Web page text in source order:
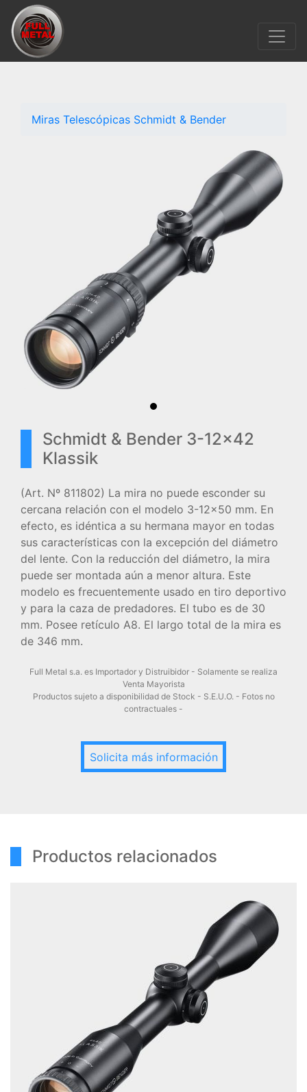
Miras Telescópicas Schmidt & Bender
Schmidt & Bender 3-12x42
Klassik
(Art. Nº 811802) La mira no puede esconder su
cercana relación con el modelo 3-12x50 mm. En
efecto, es idéntica a su hermana mayor en todas
sus características con la excepción del diámetro
del lente. Con la reducción del diámetro, la mira
puede ser montada aún a menor altura. Este
modelo es frecuentemente usado en tiro deportivo
y para la caza de predadores. El tubo es de 30
mm. Posee retículo A8. El largo total de la mira es
de 346 mm.
Full Metal s.a. es Importador y Distruibidor - Solamente se realiza
Venta Mayorista
Productos sujeto a disponibilidad de Stock - S.E.U.O. - Fotos no
contractuales -
Solicita más información
Productos relacionados